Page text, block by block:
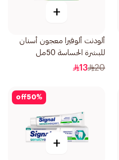
+
ألودنت ألوفيرا معجون أسنان
للبشرة الحساسة 50مل
20
13
50%
off
+